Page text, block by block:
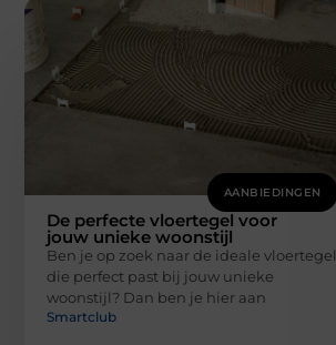
AANBIEDINGEN
De perfecte vloertegel voor
jouw unieke woonstijl
Ben je op zoek naar de ideale vloertegel
die perfect past bij jouw unieke
woonstijl? Dan ben je hier aan
Smartclub